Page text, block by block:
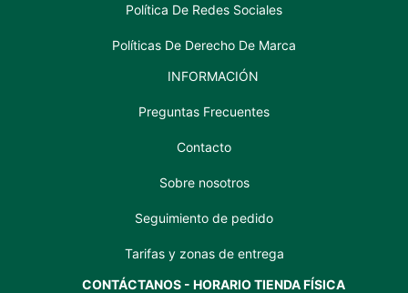
Política De Redes Sociales
Políticas De Derecho De Marca
INFORMACIÓN
Preguntas Frecuentes
Contacto
Sobre nosotros
Seguimiento de pedido
Tarifas y zonas de entrega
CONTÁCTANOS - HORARIO TIENDA FÍSICA